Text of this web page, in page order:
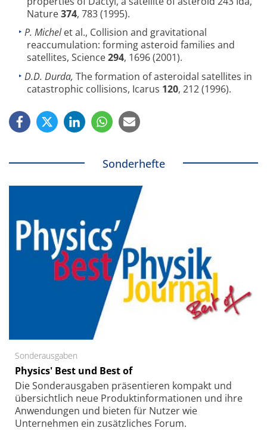
Nature374, 783 (1995).
P. Michelet al., Collision and gravitational
reaccumulation: forming asteroid families and
satellites, Science294, 1696 (2001).
D.D. Durda, The formation of asteroidal satellites in
catastrophic collisions, Icarus 120, 212 (1996).
Sonderhefte
Sonderausgaben
Physics' Best und Best of
Die Sonder­ausgaben präsentieren kompakt und
übersichtlich neue Produkt­informationen und ihre
Anwendungen und bieten für Nutzer wie
Unternehmen ein zusätzliches Forum.